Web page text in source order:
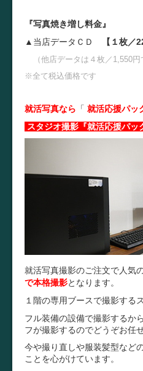
『写真焼き増し料金』
▲当店データＣＤ
【１枚／
（他店データは４枚／1,550円
※全て税込価格です
就活写真なら 「 就活応援パッ
スタジオ撮影『就活応援パ
就活写真撮影のご注文で人気
で本格撮影となります。
１階の専用ブースで撮影する
フル装備の設備で撮影するか
フが撮影するのでどうぞお任
今や撮り直しや服装髪型など
ことを心がけています。